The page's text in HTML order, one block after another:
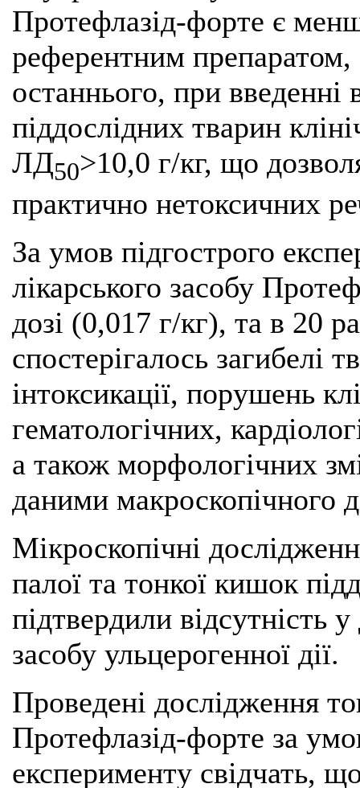
Протефлазід-форте є
референтним препаратом,
останнього, при введенні
піддослідних тварин
ЛД50>10,0 г/кг, що
практично нетоксичних
За умов підгострого
лікарського засобу
дозі (0,017 г/кг), та в 20
спостерігалось загибелі
інтоксикації, порушень
гематологічних,
а також морфологічних
даними макроскопічного
Мікроскопічні
палої та тонкої кишок
підтвердили відсутність
засобу ульцерогенної дії.
Проведені дослідження
Протефлазід-форте за
експерименту свідчать,